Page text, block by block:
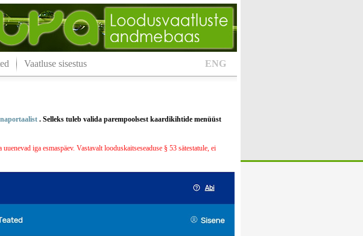
ENG
Vaatluse sisestus
. Selleks tuleb valida parempoolsest kaardikihtide menüüst
iga esmaspäev. Vastavalt looduskaitseseaduse § 53 sätestatule, ei